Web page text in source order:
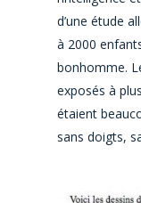
d’une étude
à 2000
bonhomme.
exposés à
étaient
sans doigts,